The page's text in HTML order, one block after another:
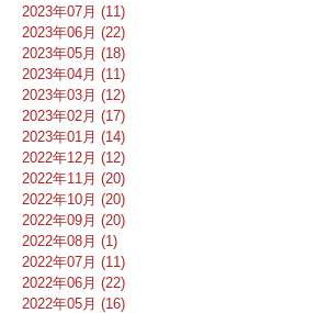
2023年07月 (11)
2023年06月 (22)
2023年05月 (18)
2023年04月 (11)
2023年03月 (12)
2023年02月 (17)
2023年01月 (14)
2022年12月 (12)
2022年11月 (20)
2022年10月 (20)
2022年09月 (20)
2022年08月 (1)
2022年07月 (11)
2022年06月 (22)
2022年05月 (16)